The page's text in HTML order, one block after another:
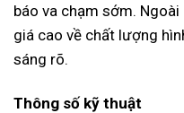
báo va chạm sớm.
giá cao về chất lượng
sáng rõ.
Thông số kỹ thuật